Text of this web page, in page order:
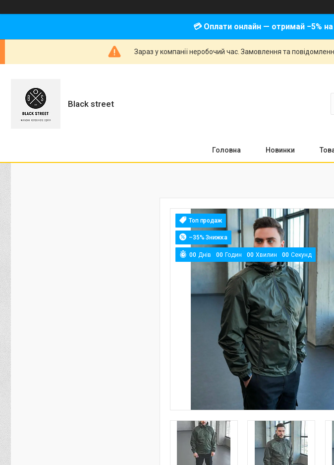
💳 Оплати онлайн — отримай −5%
Зараз у компанії неробочий час. Замовлення та
Black street
Головна Новинки
Топ продаж
–35%
00 Днів 00 Годин 00 Хвилин 00 Секунд